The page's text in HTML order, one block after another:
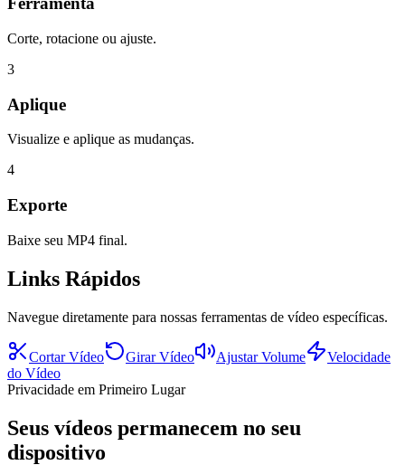
Corte, rotacione ou ajuste.
3
Aplique
Visualize e aplique as mudanças.
4
Exporte
Baixe seu MP4 final.
Links Rápidos
Navegue diretamente para nossas ferramentas de vídeo específicas.
Cortar Vídeo Girar Vídeo Ajustar Volume
Velocidade
do Vídeo
Privacidade em Primeiro Lugar
Seus vídeos permanecem no seu
dispositivo